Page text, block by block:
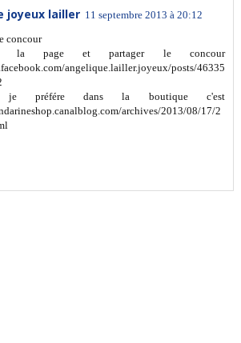
joyeux lailler 11 septembre 2013 à 20:12
concour
la page et partager le concour
angelique.lailler.joyeux/posts/46335
préfére dans la boutique c'est
archives/2013/08/17/2